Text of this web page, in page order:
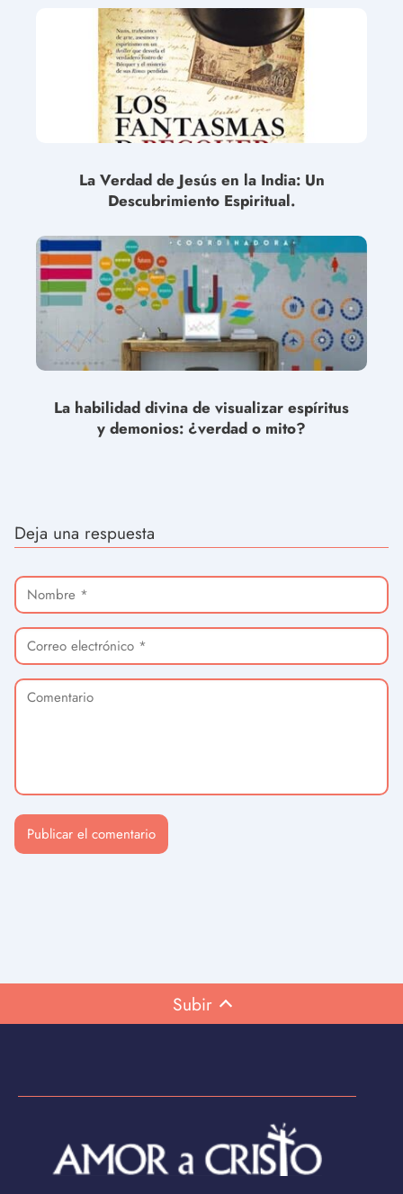
La Verdad de Jesús en la India: Un
Descubrimiento Espiritual.
La habilidad divina de visualizar espíritus
y demonios: ¿verdad o mito?
Deja una respuesta
Subir